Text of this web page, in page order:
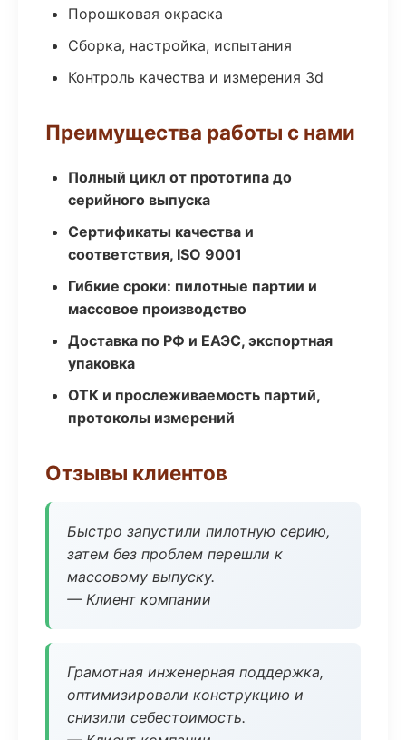
Порошковая окраска
Сборка, настройка, испытания
Контроль качества и измерения 3d
Преимущества работы с нами
Полный цикл от прототипа до
серийного выпуска
Сертификаты качества и
соответствия, ISO 9001
Гибкие сроки: пилотные партии и
массовое производство
Доставка по РФ и ЕАЭС, экспортная
упаковка
ОТК и прослеживаемость партий,
протоколы измерений
Отзывы клиентов
Быстро запустили пилотную серию,
затем без проблем перешли к
массовому выпуску.
— Клиент компании
Грамотная инженерная поддержка,
оптимизировали конструкцию и
снизили себестоимость.